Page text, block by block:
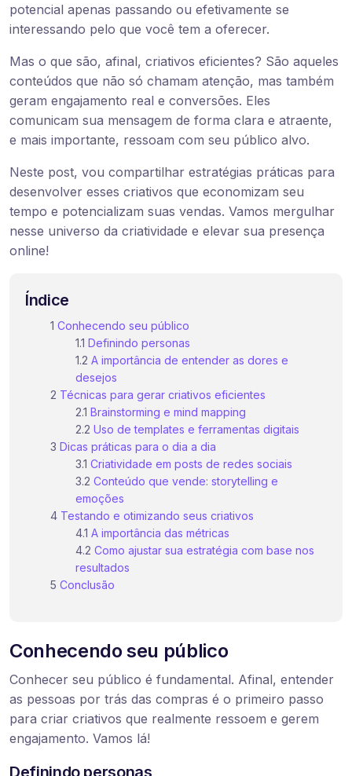
potencial apenas passando ou efetivamente se
interessando pelo que você tem a oferecer.
Mas o que são, afinal, criativos eficientes? São aqueles
conteúdos que não só chamam atenção, mas também
geram engajamento real e conversões. Eles
comunicam sua mensagem de forma clara e atraente,
e mais importante, ressoam com seu público alvo.
Neste post, vou compartilhar estratégias práticas para
desenvolver esses criativos que economizam seu
tempo e potencializam suas vendas. Vamos mergulhar
nesse universo da criatividade e elevar sua presença
online!
Índice
Conhecendo seu público
Definindo personas
A importância de entender as dores e
desejos
Técnicas para gerar criativos eficientes
Brainstorming e mind mapping
Uso de templates e ferramentas digitais
Dicas práticas para o dia a dia
Criatividade em posts de redes sociais
Conteúdo que vende: storytelling e
emoções
Testando e otimizando seus criativos
A importância das métricas
Como ajustar sua estratégia com base nos
resultados
Conclusão
Conhecendo seu público
Conhecer seu público é fundamental. Afinal, entender
as pessoas por trás das compras é o primeiro passo
para criar criativos que realmente ressoem e gerem
engajamento. Vamos lá!
Definindo personas